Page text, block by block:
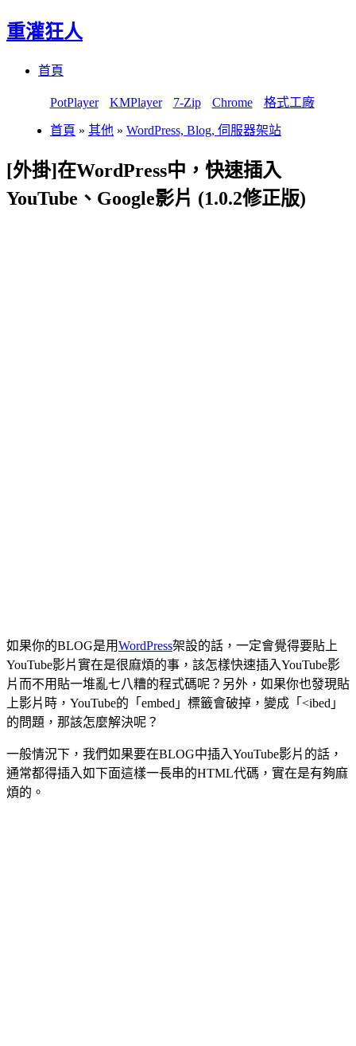
重灌狂人
首頁
PotPlayer KMPlayer 7-Zip Chrome 格式工廠
首頁 » 其他 » WordPress, Blog, 伺服器架站
[外掛]在WordPress中，快速插入
YouTube、Google影片 (1.0.2修正版)
如果你的BLOG是用WordPress架設的話，一定會覺得要貼上
YouTube影片實在是很麻煩的事，該怎樣快速插入YouTube影
片而不用貼一堆亂七八糟的程式碼呢？另外，如果你也發現貼
上影片時，YouTube的「embed」標籤會破掉，變成「<ibed」
的問題，那該怎麼解決呢？
一般情況下，我們如果要在BLOG中插入YouTube影片的話，
通常都得插入如下面這樣一長串的HTML代碼，實在是有夠麻
煩的。